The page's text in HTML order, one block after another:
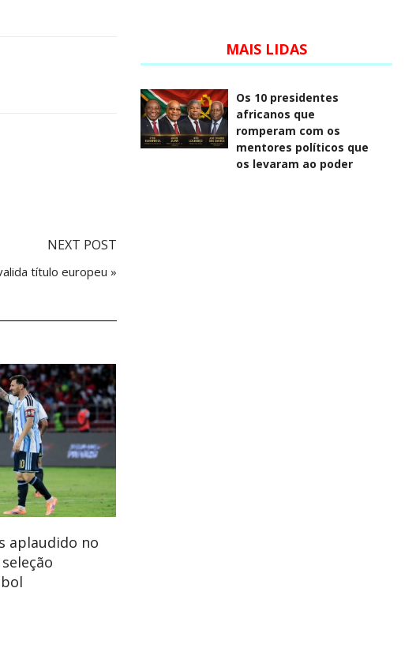
NEXT POST
título europeu »
aplaudido no
MAIS LIDAS
Os 10 presidentes
africanos que
romperam com os
mentores políticos que
os levaram ao poder